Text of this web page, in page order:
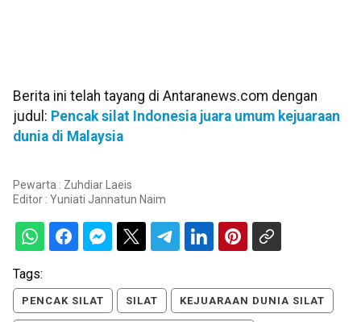
Berita ini telah tayang di Antaranews.com dengan
judul: Pencak silat Indonesia juara umum kejuaraan
dunia di Malaysia
Pewarta : Zuhdiar Laeis
Editor : Yuniati Jannatun Naim
Tags:
PENCAK SILAT SILAT KEJUARAAN DUNIA SILAT